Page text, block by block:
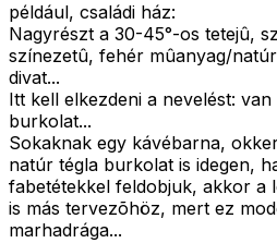
például, családi ház:
Nagyrészt a 30-45°-os tetejû,
színezetû, fehér mûanyag/
divat...
Itt kell elkezdeni a nevelést:
burkolat...
Sokaknak egy kávébarna,
natúr tégla burkolat is idegen,
fabetétekkel feldobjuk, akkor a
is más tervezõhöz, mert ez
marhadrága...